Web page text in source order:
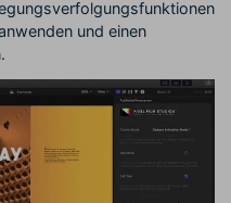
und einen